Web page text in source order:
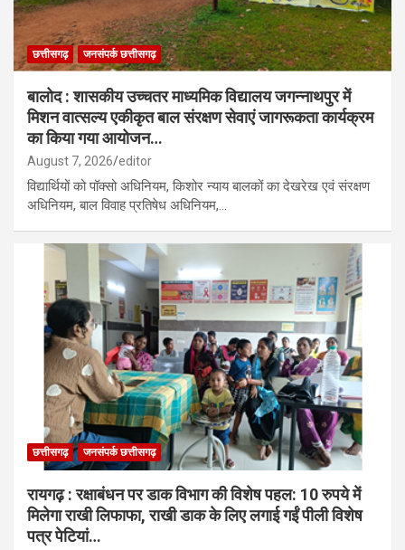
छत्तीसगढ़ जनसंपर्क छत्तीसगढ़
बालोद : शासकीय उच्चतर माध्यमिक विद्यालय जगन्नाथपुर में
मिशन वात्सल्य एकीकृत बाल संरक्षण सेवाएं जागरूकता कार्यक्रम
का किया गया आयोजन…
August 7, 2026 editor
विद्यार्थियों को पॉक्सो अधिनियम, किशोर न्याय बालकों का देखरेख एवं संरक्षण
अधिनियम, बाल विवाह प्रतिषेध अधिनियम,…
छत्तीसगढ़ जनसंपर्क छत्तीसगढ़
रायगढ़ : रक्षाबंधन पर डाक विभाग की विशेष पहल: 10 रुपये में
मिलेगा राखी लिफाफा, राखी डाक के लिए लगाई गईं पीली विशेष
पत्र पेटियां…